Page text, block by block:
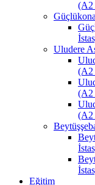
(A2
Uludere
(A2
(A2
(A2
Eğitim